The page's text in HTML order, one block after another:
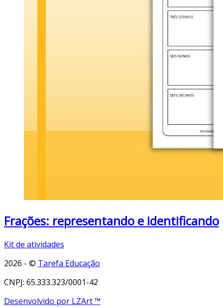
Frações: representando e identificando
Kit de atividades
2026 - © Tarefa Educação
CNPJ: 65.333.323/0001-42
Desenvolvido por LZArt ™